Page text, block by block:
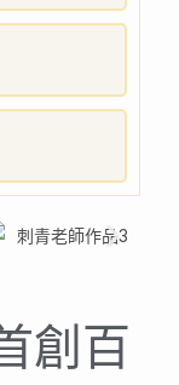
創百